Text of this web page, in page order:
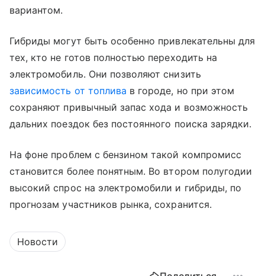
вариантом.
Гибриды могут быть особенно привлекательны для
тех, кто не готов полностью переходить на
электромобиль. Они позволяют снизить
зависимость от топлива в городе, но при этом
сохраняют привычный запас хода и возможность
дальних поездок без постоянного поиска зарядки.
На фоне проблем с бензином такой компромисс
становится более понятным. Во втором полугодии
высокий спрос на электромобили и гибриды, по
прогнозам участников рынка, сохранится.
Новости